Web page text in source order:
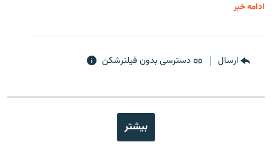
ادامه خبر
ارسال دسترسی بدون فیلترشکن
بیشتر